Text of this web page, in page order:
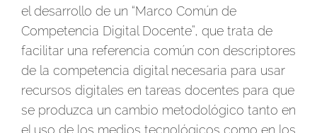
el desarrollo de un “Marco Común de
Competencia Digital Docente”, que trata de
facilitar una referencia común con descriptores
de la competencia digital necesaria para usar
recursos digitales en tareas docentes para que
se produzca un cambio metodológico tanto en
el uso de los medios tecnológicos como en los